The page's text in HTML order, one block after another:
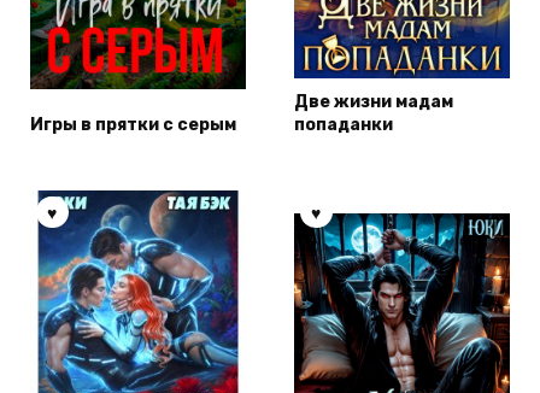
Игры в прятки с серым
Две жизни мадам
попаданки